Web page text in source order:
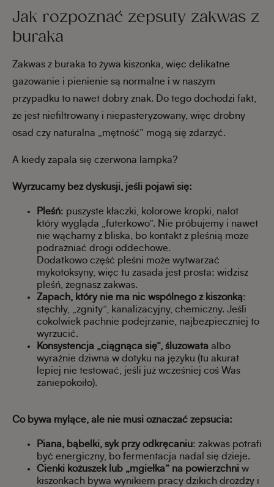
Jak rozpoznać zepsuty zakwas z
buraka
Zakwas z buraka to żywa kiszonka, więc delikatne
gazowanie i pienienie są normalne i w naszym
przypadku to nawet dobry znak. Do tego dochodzi fakt,
że jest niefiltrowany i niepasteryzowany, więc drobny
osad czy naturalna „mętność” mogą się zdarzyć.
A kiedy zapala się czerwona lampka?
Wyrzucamy bez dyskusji, jeśli pojawi się:
Pleśń: puszyste kłaczki, kolorowe kropki, nalot
który wygląda „futerkowo”. Nie próbujemy i nawet
nie wąchamy z bliska, bo kontakt z pleśnią może
podrażniać drogi oddechowe.
Dodatkowo część pleśni może wytwarzać
mykotoksyny, więc tu zasada jest prosta: widzisz
pleśń, żegnasz zakwas.
Zapach, który nie ma nic wspólnego z kiszonką:
stęchły, „zgnity”, kanalizacyjny, chemiczny. Jeśli
cokolwiek pachnie podejrzanie, najbezpieczniej to
wyrzucić.
Konsystencja „ciągnąca się”, śluzowata albo
wyraźnie dziwna w dotyku na języku (tu akurat
lepiej nie testować, jeśli już wcześniej coś Was
zaniepokoiło).
Co bywa mylące, ale nie musi oznaczać zepsucia:
Piana, bąbelki, syk przy odkręcaniu: zakwas potrafi
być energiczny, bo fermentacja nadal się dzieje.
Cienki kożuszek lub „mgiełka” na powierzchni w
kiszonkach bywa wynikiem pracy dzikich drożdży i